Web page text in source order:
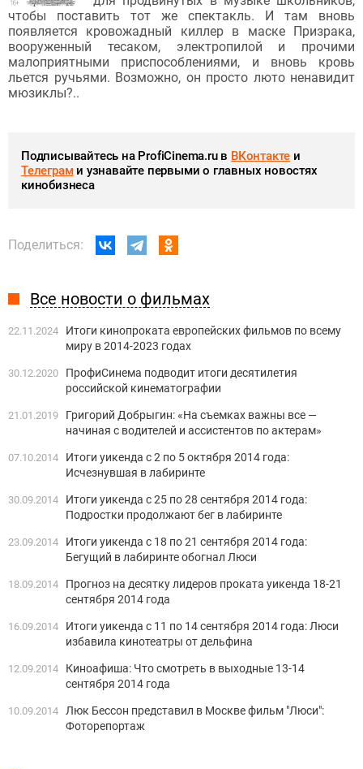
чтобы поставить тот же спектакль. И там вновь
появляется кровожадный киллер в маске Призрака,
вооруженный тесаком, электропилой и прочими
малоприятными приспособлениями, и вновь кровь
льется ручьями. Возможно, он просто люто ненавидит
мюзиклы?..
Подписывайтесь на ProfiCinema.ru в ВКонтакте и
Телеграми узнавайте первыми о главных новостях
кинобизнеса
Поделиться:
Все новости о фильмах
22.11.2024
Итоги кинопроката европейских фильмов по всему
миру в 2014-2023 годах
30.12.2020
ПрофиСинема подводит итоги десятилетия
российской кинематографии
21.01.2019
Григорий Добрыгин: «На съемках важны все —
начиная с водителей и ассистентов по актерам»
07.10.2014
Итоги уикенда c 2 по 5 октября 2014 года:
Исчезнувшая в лабиринте
30.09.2014
Итоги уикенда c 25 по 28 сентября 2014 года:
Подростки продолжают бег в лабиринте
23.09.2014
Итоги уикенда c 18 по 21 сентября 2014 года:
Бегущий в лабиринте обогнал Люси
18.09.2014
Прогноз на десятку лидеров проката уикенда 18-21
сентября 2014 года
16.09.2014
Итоги уикенда c 11 по 14 сентября 2014 года: Люси
избавила кинотеатры от дельфина
12.09.2014
Киноафиша: Что смотреть в выходные 13-14
сентября 2014 года
10.09.2014 Люк Бессон представил в Москве фильм "Люси":
Фоторепортаж